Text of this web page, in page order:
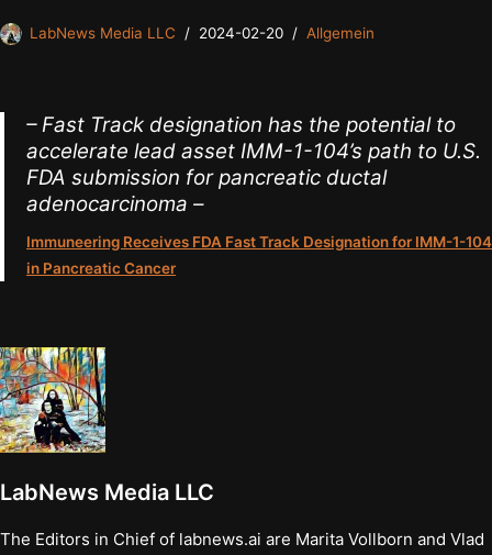
LabNews Media LLC 2024-02-20 Allgemein
– Fast Track designation has the potential to
accelerate lead asset IMM-1-104’s path to U.S.
FDA submission for pancreatic ductal
adenocarcinoma –
Immuneering Receives FDA Fast Track Designation for IMM-1-104
in Pancreatic Cancer
LabNews Media LLC
The Editors in Chief of labnews.ai are Marita Vollborn and Vlad